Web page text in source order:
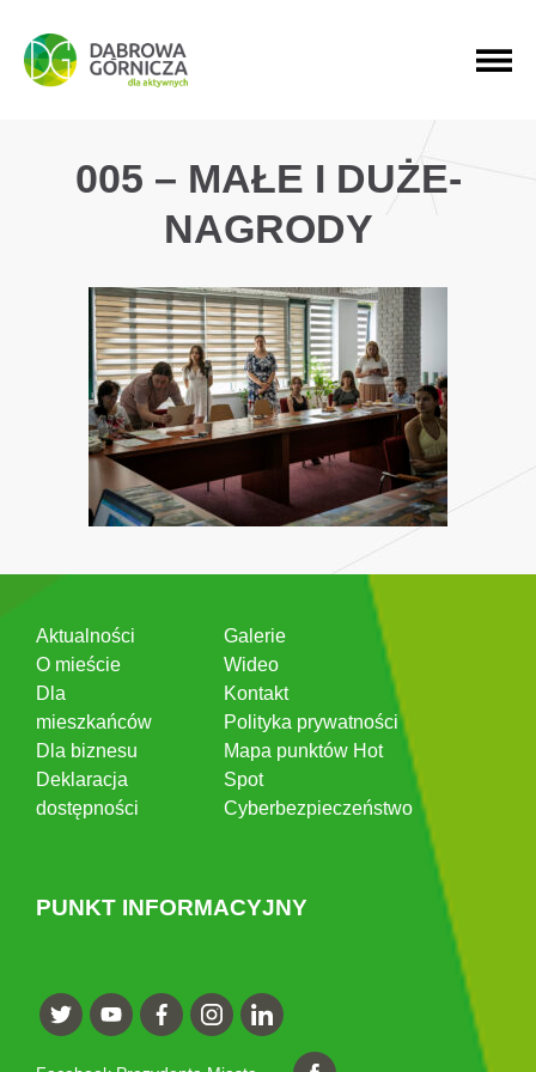
PRZEJDŹ DO MENU GŁÓWNEGO
PRZEJDŹ DO WYSZUKIWARKI
PRZEJDŹ DO TREŚCI
005 – MAŁE I DUŻE-
NAGRODY
Aktualności
O mieście
Dla
mieszkańców
Dla biznesu
Deklaracja
dostępności
Galerie
Wideo
Kontakt
Polityka prywatności
Mapa punktów Hot
Spot
Cyberbezpieczeństwo
PUNKT INFORMACYJNY